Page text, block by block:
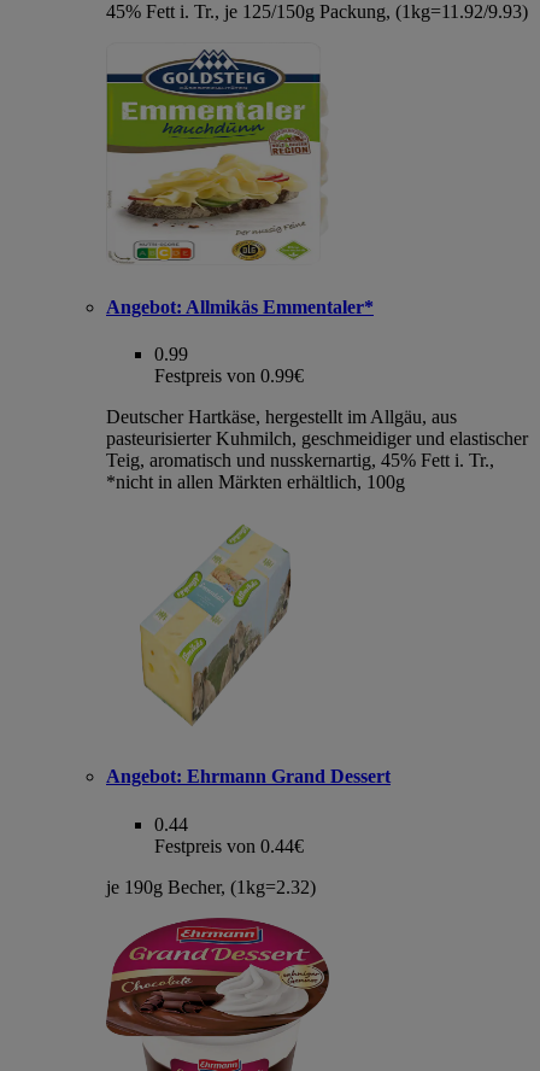
45% Fett i. Tr., je 125/150g Packung, (1kg=11.92/9.93)
Angebot: Allmikäs Emmentaler*
0.99
Festpreis von 0.99€
Deutscher Hartkäse, hergestellt im Allgäu, aus
pasteurisierter Kuhmilch, geschmeidiger und elastischer
Teig, aromatisch und nusskernartig, 45% Fett i. Tr.,
*nicht in allen Märkten erhältlich, 100g
Angebot: Ehrmann Grand Dessert
0.44
Festpreis von 0.44€
je 190g Becher, (1kg=2.32)